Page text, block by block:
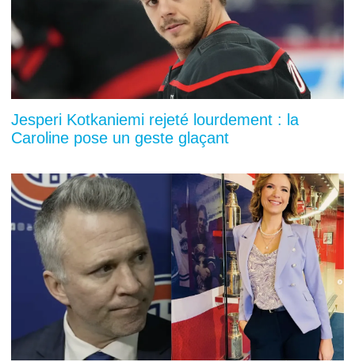
Jesperi Kotkaniemi rejeté lourdement : la
Caroline pose un geste glaçant